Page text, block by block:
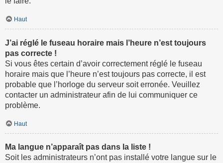
Haut
J’ai réglé le fuseau horaire mais l’heure n’est toujours
pas correcte !
Si vous êtes certain d’avoir correctement réglé le fuseau
horaire mais que l’heure n’est toujours pas correcte, il est
probable que l’horloge du serveur soit erronée. Veuillez
contacter un administrateur afin de lui communiquer ce
problème.
Haut
Ma langue n’apparaît pas dans la liste !
Soit les administrateurs n’ont pas installé votre langue sur le